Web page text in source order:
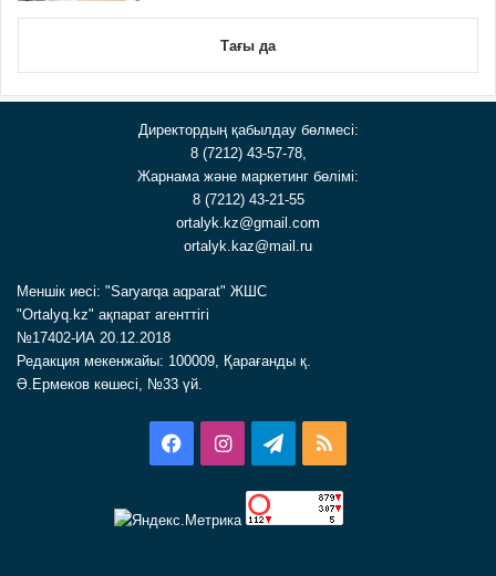
Тағы да
Директордың қабылдау бөлмесі:
8 (7212) 43-57-78,
Жарнама және маркетинг бөлімі:
8 (7212) 43-21-55
ortalyk.kz@gmail.com
ortalyk.kaz@mail.ru
Меншік иесі: "Saryarqa aqparat" ЖШС
"Ortalyq.kz" ақпарат агенттігі
№17402-ИА 20.12.2018
Редакция мекенжайы: 100009, Қарағанды қ.
Ә.Ермеков көшесі, №33 үй.
FacebookInstagramTelegram